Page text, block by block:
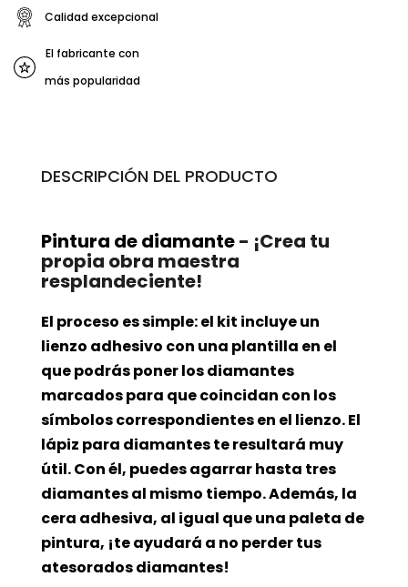
Calidad excepcional
El fabricante con
más popularidad
DESCRIPCIÓN DEL PRODUCTO
Pintura de diamante- ¡Crea tu
propia obra maestra
resplandeciente!
El proceso es simple: el kit incluye un
lienzo adhesivo con una plantilla en el
que podrás poner los diamantes
marcados para que coincidan con los
símbolos correspondientes en el lienzo. El
lápiz para diamantes te resultará muy
útil. Con él, puedes agarrar hasta tres
diamantes al mismo tiempo. Además, la
cera adhesiva, al igual que una paleta de
pintura, ¡te ayudará a no perder tus
atesorados diamantes!